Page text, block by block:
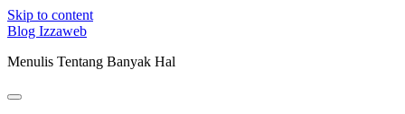
Skip to content
Blog Izzaweb
Menulis Tentang Banyak Hal